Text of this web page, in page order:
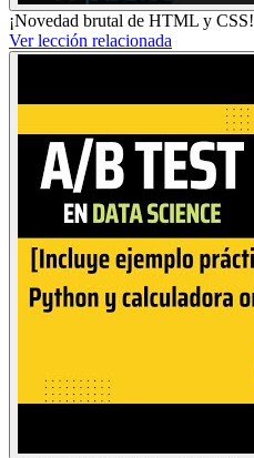
¡Novedad brutal de HTML y
Ver lección relacionada